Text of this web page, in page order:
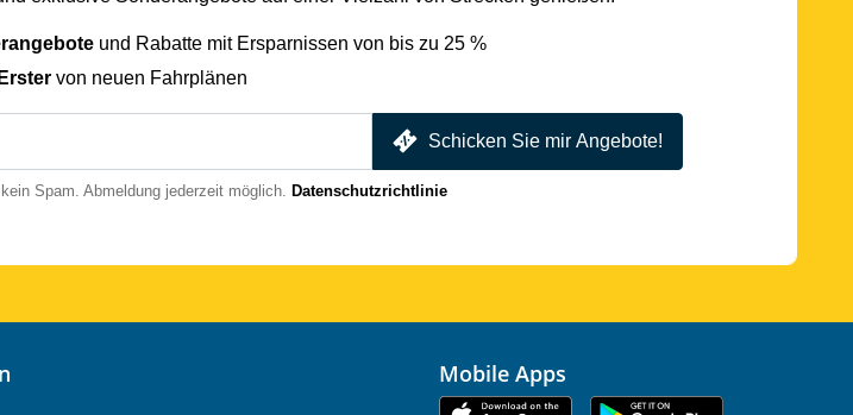
und Rabatte mit Ersparnissen von bis zu 25 %
von neuen Fahrplänen
Schicken Sie mir Angebote!
Spam. Abmeldung jederzeit möglich. Datenschutzrichtlinie
Mobile Apps